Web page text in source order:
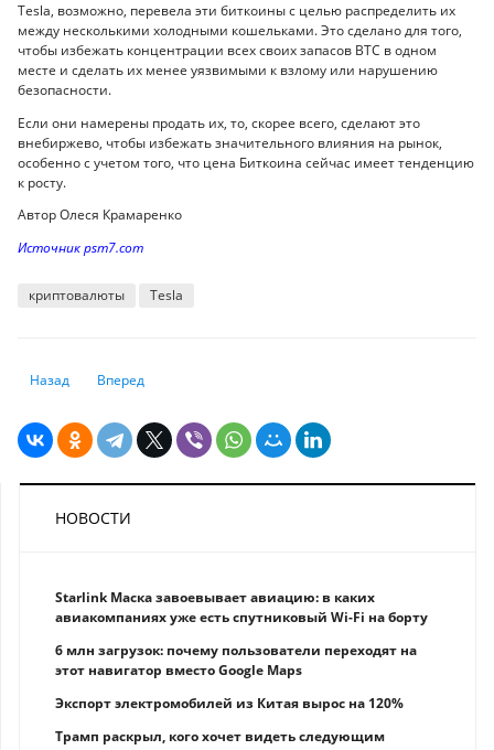
Tesla, возможно, перевела эти биткоины с целью распределить их
между несколькими холодными кошельками. Это сделано для того,
чтобы избежать концентрации всех своих запасов BTC в одном
месте и сделать их менее уязвимыми к взлому или нарушению
безопасности.
Если они намерены продать их, то, скорее всего, сделают это
внебиржево, чтобы избежать значительного влияния на рынок,
особенно с учетом того, что цена Биткоина сейчас имеет тенденцию
к росту.
Автор Олеся Крамаренко
Источник psm7.com
криптовалюты Tesla
Предыдущий: Количество владельцев криптовалют выросло до
Назад Следующий: Биткоин взял уровень $66 000: причины
Вперед
НОВОСТИ
Starlink Маска завоевывает авиацию: в каких
авиакомпаниях уже есть спутниковый Wi-Fi на борту
6 млн загрузок: почему пользователи переходят на
этот навигатор вместо Google Maps
Экспорт электромобилей из Китая вырос на 120%
Трамп раскрыл, кого хочет видеть следующим